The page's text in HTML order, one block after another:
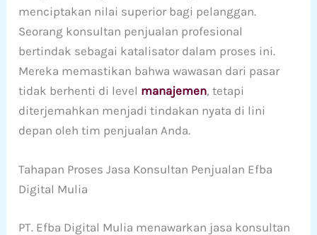
menciptakan nilai superior bagi pelanggan.
Seorang konsultan penjualan profesional
bertindak sebagai katalisator dalam proses ini.
Mereka memastikan bahwa wawasan dari pasar
tidak berhenti di level manajemen, tetapi
diterjemahkan menjadi tindakan nyata di lini
depan oleh tim penjualan Anda.
Tahapan Proses Jasa Konsultan Penjualan Efba
Digital Mulia
PT. Efba Digital Mulia menawarkan jasa konsultan